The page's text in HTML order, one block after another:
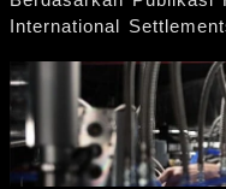
International